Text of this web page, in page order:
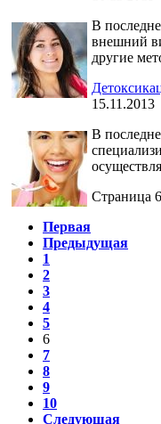
В
внешний
другие
15.11.2013
В
Страница
Первая
Предыдущая
1
2
3
4
5
6
7
8
9
10
Следующая